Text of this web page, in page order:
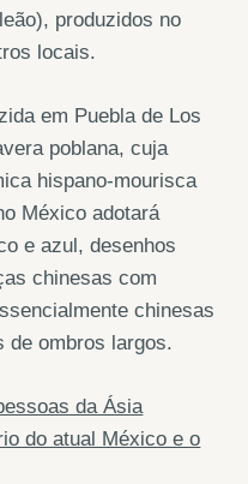
produzidos no
locais.
em Puebla de Los
poblana, cuja
hispano-mourisca
México adotará
e azul, desenhos
chinesas com
chinesas
de ombros largos.
da Ásia
do atual México e o